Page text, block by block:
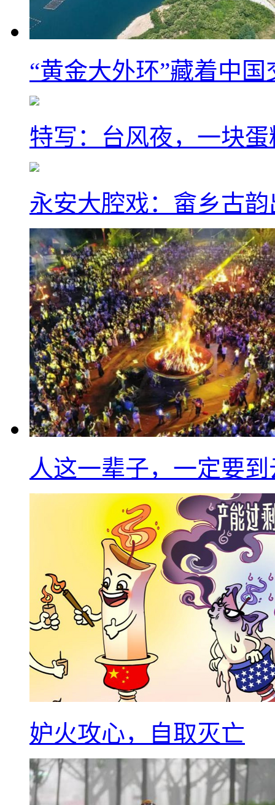
“黄金大外环”藏着中
特写：台风夜，一块
永安大腔戏：畲乡古
人这一辈子，一定要
妒火攻心，自取灭亡